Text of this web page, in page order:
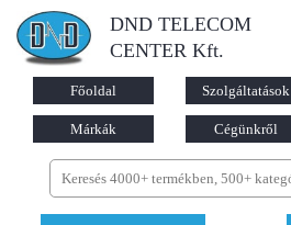
DND TELECOM
CENTER Kft.
Főoldal Szolgáltatások
Márkák Cégünkről